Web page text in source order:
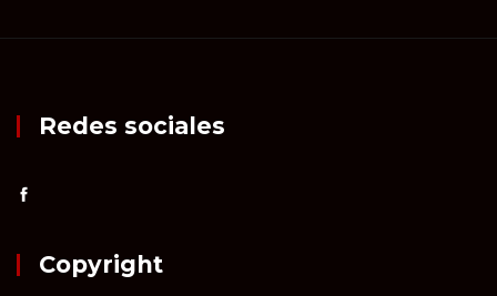
Redes sociales
Copyright